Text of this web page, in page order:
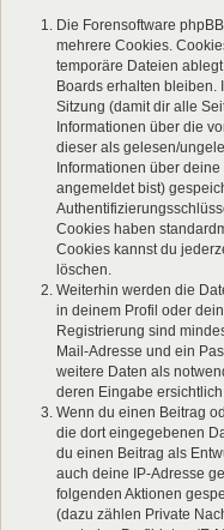
Die Forensoftware
mehrere Cookies.
temporäre Dateien
Boards erhalten bleiben.
Sitzung (damit dir alle
Informationen über die
dieser als gelesen/
Informationen über
angemeldet bist)
Cookies haben
Cookies kannst du
löschen.
Weiterhin werden die
in deinem Profil oder
Registrierung sind
Mail-Adresse und ein
weitere Daten als
deren Eingabe
Wenn du einen Beitrag
die dort eingegebenen
du einen Beitrag als
auch deine IP-Adresse
folgenden Aktionen
(dazu zählen Private